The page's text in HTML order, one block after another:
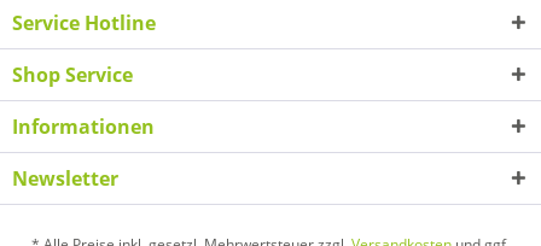
Service Hotline
Shop Service
Informationen
Newsletter